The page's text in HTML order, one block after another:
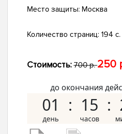
Место защиты: Москва
Количество страниц: 194 с.
Стоимость: 700 р.250
до окончания
01 15